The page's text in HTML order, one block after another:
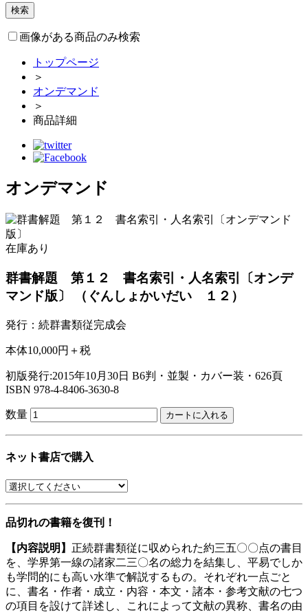
画像がある商品のみ検索
トップページ
＞
オンデマンド
＞
商品詳細
オンデマンド
在庫あり
群書解題 第１２ 書名索引・人名索引〔オンデ
マンド版〕
（ぐんしょかいだい １２）
発行：続群書類従完成会
本体10,000円＋税
初版発行:2015年10月30日 B6判・並製・カバー装・626頁
ISBN 978-4-8406-3630-8
数量
ネット書店で購入
品切れの書籍を復刊！
【内容説明】 正続群書類従に収められた約三五〇〇点の書目
を、学界第一線の諸家二三〇名の総力を結集し、平易でしか
も学問的にも高い水準で解説するもの。それぞれ一点ごと
に、書名・作者・成立・内容・本文・諸本・参考文献の七つ
の項目を設けて詳述し、これによって文献の異称、書名の由